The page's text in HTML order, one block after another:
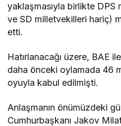
yaklaşmasıyla birlikte
ve SD milletvekilleri hariç)
etti.
Hatırlanacağı üzere, BAE
daha önceki oylamada 46
oyuyla kabul edilmişti.
Anlaşmanın önümüzdeki
Cumhurbaşkanı Jakov